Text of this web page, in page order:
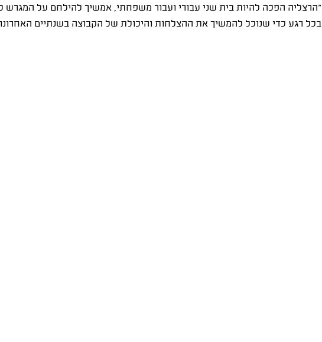
"הרצליה הפכה להיות בית שני עבורי ועבור משפחתי, אמשיך להילחם על המגרש
בכל רגע כדי שנוכל להמשיך את ההצלחות והיכולת של הקבוצה בשנתיים